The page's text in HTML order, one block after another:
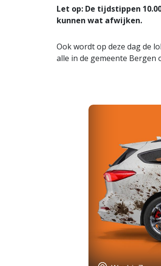
Let op: De tijdstippen
kunnen wat afwijken.
Ook wordt op deze dag de
alle in de gemeente